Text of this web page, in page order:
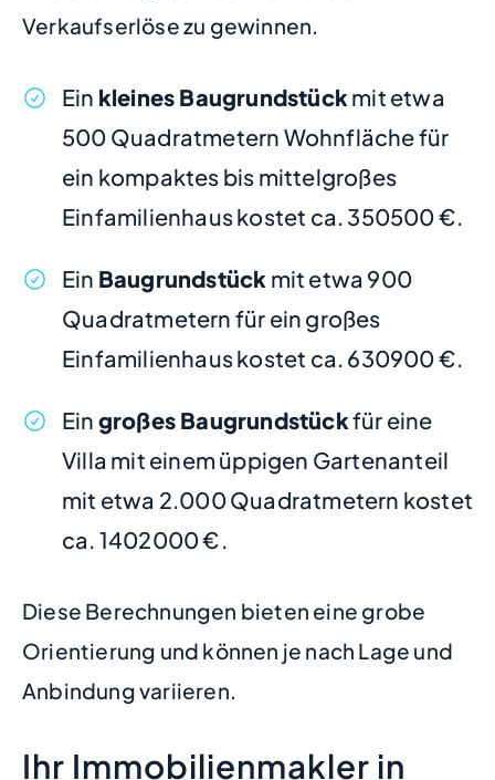
Verkaufserlöse zu gewinnen.
Ein kleines Baugrundstückmit etwa
500 Quadratmetern Wohnfläche für
ein kompaktes bis mittelgroßes
Einfamilienhaus kostet ca. 350500 €.
Ein Baugrundstück mit etwa 900
Quadratmetern für ein großes
Einfamilienhaus kostet ca. 630900 €.
Ein großes Baugrundstückfür eine
Villa mit einem üppigen Gartenanteil
mit etwa 2.000 Quadratmetern kostet
ca. 1402000 €.
Diese Berechnungen bieten eine grobe
Orientierung und können je nach Lage und
Anbindung variieren.
Ihr Immobilienmakler in